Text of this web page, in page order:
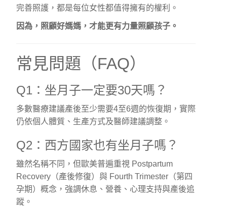
完善照護，都是每位女性都值得擁有的權利。
因為，照顧好媽媽，才能更有力量照顧孩子。
常見問題（FAQ）
Q1：坐月子一定要30天嗎？
多數醫療建議產後至少需要4至6週的恢復期，實際
仍依個人體質、生產方式及醫師建議調整。
Q2：西方國家也有坐月子嗎？
雖然名稱不同，但歐美普遍重視 Postpartum
Recovery（產後修復）與 Fourth Trimester（第四
孕期）概念，強調休息、營養、心理支持與產後追
蹤。